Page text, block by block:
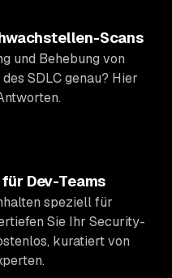
Scans
und Behebung von
SDLC genau? Hier
Dev-Teams
speziell für
Sie Ihr Security-
kuratiert von